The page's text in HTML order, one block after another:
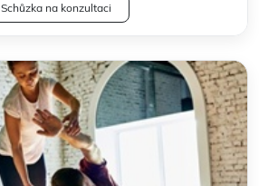
Schůzka na konzultaci